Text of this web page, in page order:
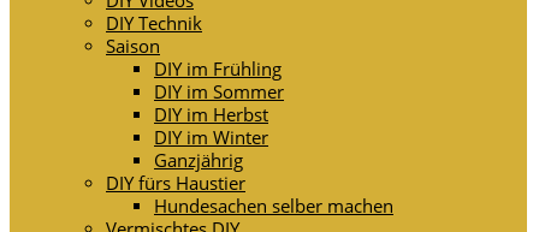
DIY Technik
Saison
DIY im Frühling
DIY im Sommer
DIY im Herbst
DIY im Winter
Ganzjährig
DIY fürs Haustier
Hundesachen selber machen